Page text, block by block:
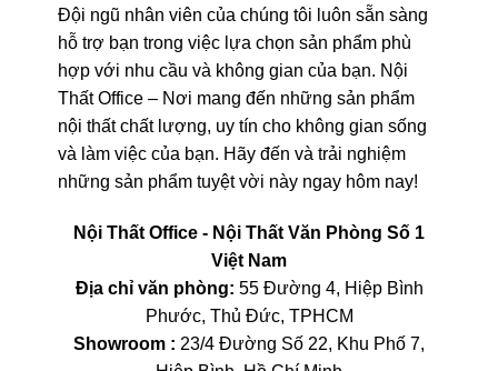
Đội ngũ nhân viên của chúng tôi luôn sẵn sàng
hỗ trợ bạn trong việc lựa chọn sản phẩm phù
hợp với nhu cầu và không gian của bạn. Nội
Thất Office – Nơi mang đến những sản phẩm
nội thất chất lượng, uy tín cho không gian sống
và làm việc của bạn. Hãy đến và trải nghiệm
những sản phẩm tuyệt vời này ngay hôm nay!
Nội Thất Office - Nội Thất Văn Phòng Số 1
Việt Nam
Địa chỉ văn phòng: 55 Đường 4, Hiệp Bình
Phước, Thủ Đức, TPHCM
Showroom : 23/4 Đường Số 22, Khu Phố 7,